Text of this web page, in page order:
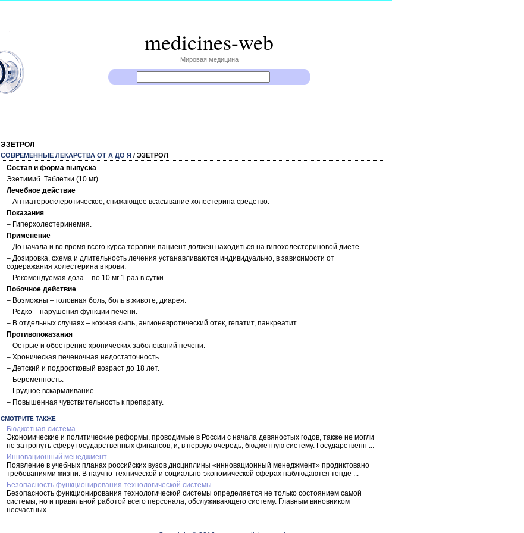
medicines-web
Мировая медицина
ЭЗЕТРОЛ
СОВРЕМЕННЫЕ ЛЕКАРСТВА ОТ А ДО Я / ЭЗЕТРОЛ
Состав и форма выпуска
Эзетимиб. Таблетки (10 мг).
Лечебное действие
– Антиатеросклеротическое, снижающее всасывание холестерина средство.
Показания
– Гиперхолестеринемия.
Применение
– До начала и во время всего курса терапии пациент должен находиться на гипохолестериновой диете.
– Дозировка, схема и длительность лечения устанавливаются индивидуально, в зависимости от
содеражания холестерина в крови.
– Рекомендуемая доза – по 10 мг 1 раз в сутки.
Побочное действие
– Возможны – головная боль, боль в животе, диарея.
– Редко – нарушения функции печени.
– В отдельных случаях – кожная сыпь, ангионевротический отек, гепатит, панкреатит.
Противопоказания
– Острые и обострение хронических заболеваний печени.
– Хроническая печеночная недостаточность.
– Детский и подростковый возраст до 18 лет.
– Беременность.
– Грудное вскармливание.
– Повышенная чувствительность к препарату.
СМОТРИТЕ ТАКЖЕ
Бюджетная система
Экономические и политические реформы, проводимые в России с начала девяностых годов, также не могли
не затронуть сферу государственных финансов, и, в первую очередь, бюджетную систему. Государственн ...
Инновационный менеджмент
Появление в учебных планах российских вузов дисциплины «инновационный менеджмент» продиктовано
требованиями жизни. В научно-технической и социально-экономической сферах наблюдаются тенде ...
Безопасность функционирования технологической системы
Безопасность функционирования технологической системы определяется не только состоянием самой
системы, но и правильной работой всего персонала, обслуживающего систему. Главным виновником
несчастных ...